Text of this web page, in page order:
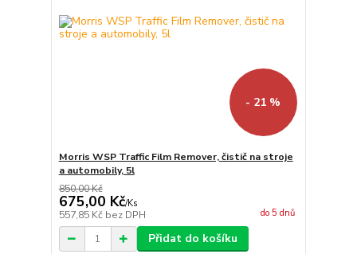
- 21 %
Morris WSP Traffic Film Remover, čistič na stroje
a automobily, 5l
850,00 Kč
675,00 Kč/Ks
557,85 Kč bez DPH do 5 dnů
Přidat do košíku